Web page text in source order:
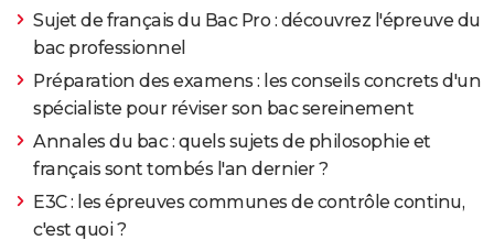
Sujet de français du Bac Pro : découvrez l'épreuve du
bac professionnel
Préparation des examens : les conseils concrets d'un
spécialiste pour réviser son bac sereinement
Annales du bac : quels sujets de philosophie et
français sont tombés l'an dernier ?
E3C : les épreuves communes de contrôle continu,
c'est quoi ?